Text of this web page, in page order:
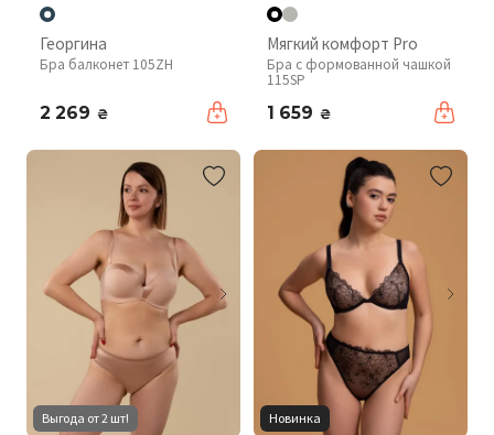
Георгина
Бра балконет 105ZH
2 269 ₴
Мягкий комфорт Pro
Бра с формованной чашкой
115SP
1 659 ₴
Выгода от 2 шт! Новинка